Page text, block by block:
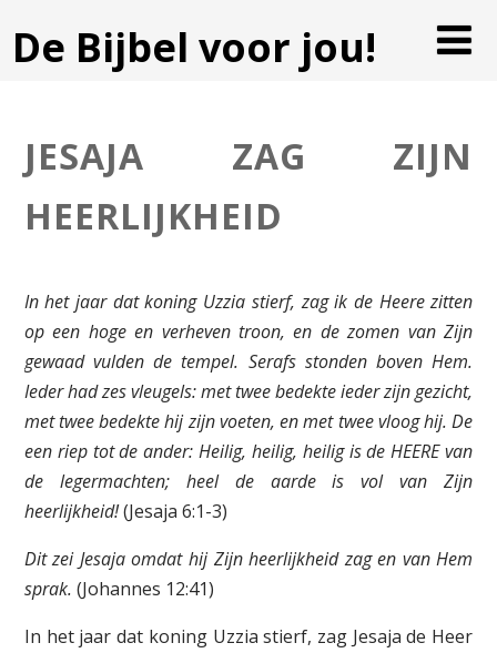
De Bijbel voor jou!
JESAJA ZAG ZIJN
HEERLIJKHEID
In het jaar dat koning Uzzia stierf, zag ik de Heere zitten
op een hoge en verheven troon, en de zomen van Zijn
gewaad vulden de tempel. Serafs stonden boven Hem.
Ieder had zes vleugels: met twee bedekte ieder zijn gezicht,
met twee bedekte hij zijn voeten, en met twee vloog hij. De
een riep tot de ander: Heilig, heilig, heilig is de HEERE van
de legermachten; heel de aarde is vol van Zijn
heerlijkheid!(Jesaja 6:1-3)
Dit zei Jesaja omdat hij Zijn heerlijkheid zag en van Hem
sprak. (Johannes 12:41)
In het jaar dat koning Uzzia stierf, zag Jesaja de Heer